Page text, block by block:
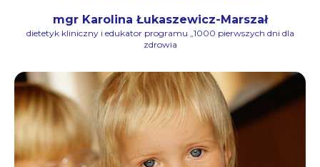
mgr Karolina Łukaszewicz-Marszał
dietetyk kliniczny i edukator programu „1000 pierwszych dni dla
zdrowia